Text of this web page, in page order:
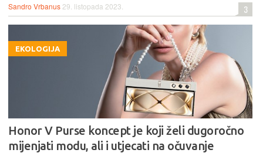
Sandro Vrbanus 29. listopada 2023. 3
EKOLOGIJA
Honor V Purse koncept je koji želi dugoročno
mijenjati modu, ali i utjecati na očuvanje